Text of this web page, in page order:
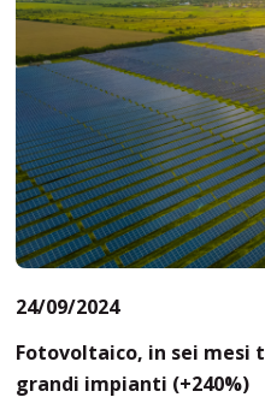
24/09/2024
Fotovoltaico, in sei mesi
grandi impianti (+240%)